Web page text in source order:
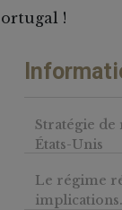
Stratégie
États-Unis
Le régime